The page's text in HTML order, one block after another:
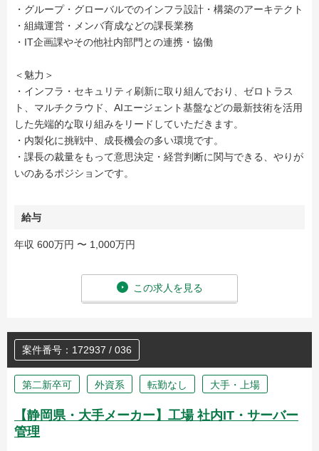
・グループ・グローバルでのインフラ設計・構築のアーキテクト
・組織運営・メンバ育成などの課長業務
・IT企画課やその他社内部門との連携・協働
＜魅力＞
・インフラ・セキュリティ刷新に取り組んでおり、ゼロトラス
ト、マルチクラウド、AIエージェント基盤などの最新技術を活用
した先端的な取り組みをリードしていただきます。
・内製化に挑戦中、成長機会の多い環境です。
・課長の裁量をもって意思決定・経営判断に関与できる、やりが
いのあるポジションです。
給与
年収 600万円 〜 1,000万円
この求人を見る
案件番号：172937 / 036
第二新卒可 外資系 転勤なし 大手・上場
【静岡県・大手メーカー】工場 社内IT・サーバー
管理